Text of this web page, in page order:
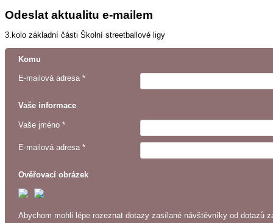
Odeslat aktualitu e-mailem
3.kolo základní části Školní streetballové ligy
Komu
E-mailová adresa *
Vaše informace
Vaše jméno *
E-mailová adresa *
Ověřovací obrázek
Abychom mohli lépe rozeznat dotazy zasílané návštěvníky od dotazů